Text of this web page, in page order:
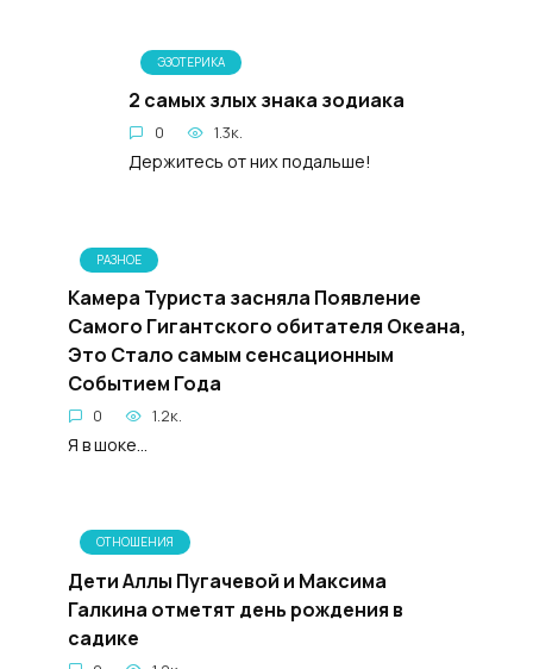
ЭЗОТЕРИКА
2 самых злых знака зодиака
0 1.3к.
Держитесь от них подальше!
РАЗНОЕ
Камера Туриста засняла Появление
Самого Гигантского обитателя Океана,
Это Стало самым сенсационным
Событием Года
0 1.2к.
Я в шоке...
ОТНОШЕНИЯ
Дети Аллы Пугачевой и Максима
Галкина отметят день рождения в
садике